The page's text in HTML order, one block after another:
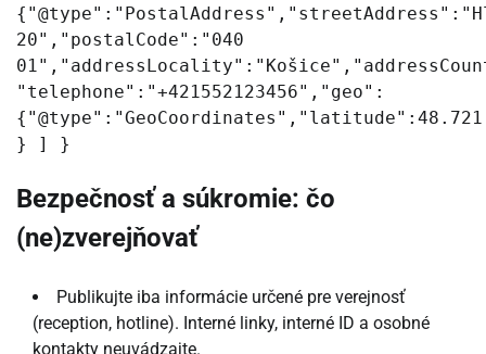
20","postalCode":"040
"telephone":"+421552123456","geo":
} ] }
Bezpečnosť a súkromie: čo
(ne)zverejňovať
Publikujte iba informácie určené pre verejnosť
(reception, hotline). Interné linky, interné ID a osobné
kontakty neuvádzajte.